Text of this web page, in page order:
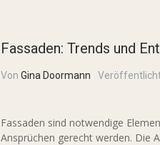
Fassaden: Trends und
Von Gina Doormann
Fassaden sind notwendige
Ansprüchen gerecht werden. Die